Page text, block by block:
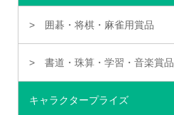
囲碁・将棋・麻雀用賞品
書道・珠算・学習・音楽賞品
キャラクタープライズ